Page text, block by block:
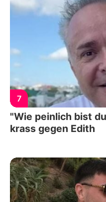
7
"Wie peinlich bist
krass gegen Edith